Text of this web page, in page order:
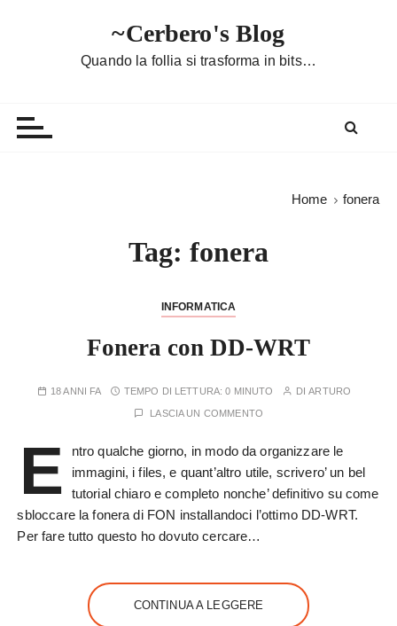
~Cerbero's Blog
Quando la follia si trasforma in bits…
Home fonera
Tag: fonera
INFORMATICA
Fonera con DD-WRT
18 ANNI FA TEMPO DI LETTURA:0 MINUTO DIARTURO
LASCIA UN COMMENTO
E
ntro qualche giorno, in modo da organizzare le
immagini, i files, e quant’altro utile, scrivero’ un bel
tutorial chiaro e completo nonche’ definitivo su come
sbloccare la fonera di FON installandoci l’ottimo DD-WRT.
Per fare tutto questo ho dovuto cercare…
CONTINUA A LEGGERE